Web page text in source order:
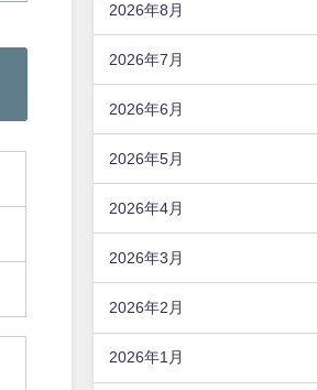
2026年8月
2026年7月
2026年6月
2026年5月
2026年4月
2026年3月
2026年2月
2026年1月